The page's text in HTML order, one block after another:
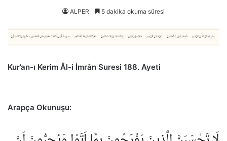
ALPER 5 dakika okuma süresi
Kur’an-ı Kerim Âl-i İmrân Suresi 188. Ayeti
Arapça Okunuşu: